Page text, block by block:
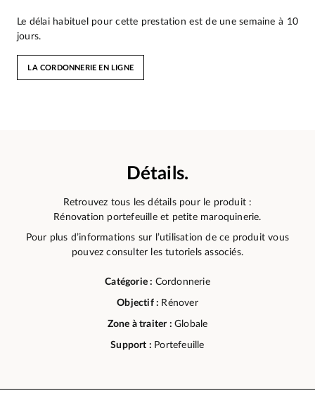
Le délai habituel pour cette prestation est de une semaine à 10
jours.
LA CORDONNERIE EN LIGNE
Détails.
Retrouvez tous les détails pour le produit :
Rénovation portefeuille et petite maroquinerie.
Pour plus d’informations sur l’utilisation de ce produit vous
pouvez consulter les tutoriels associés.
Catégorie : Cordonnerie
Objectif : Rénover
Zone à traiter : Globale
Support : Portefeuille